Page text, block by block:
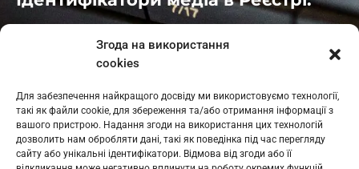
Згода на використання
cookies
Для забезпечення найкращого досвіду ми використовуємо технології,
такі як файли cookie, для збереження та/або отримання інформації з
вашого пристрою. Надання згоди на використання цих технологій
дозволить нам обробляти дані, такі як поведінка під час перегляду
сайту або унікальні ідентифікатори. Відмова від згоди або її
: L11-01410
: L11-01801
Косів: L11-01805
Гарасимів: L11-02274